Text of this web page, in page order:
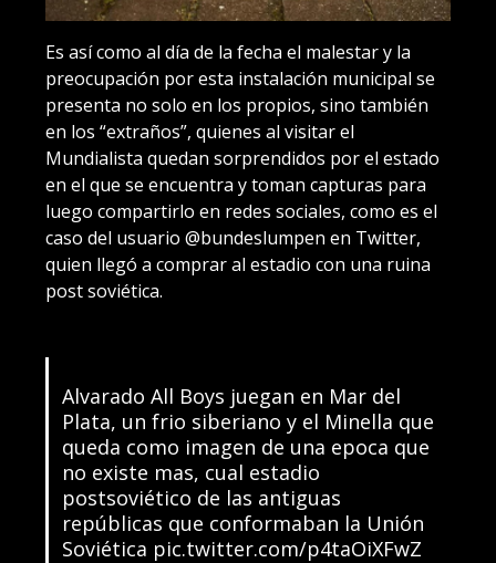
Es así como al día de la fecha el malestar y la
preocupación por esta instalación municipal se
presenta no solo en los propios, sino también
en los “extraños”, quienes al visitar el
Mundialista quedan sorprendidos por el estado
en el que se encuentra y toman capturas para
luego compartirlo en redes sociales, como es el
caso del usuario @bundeslumpen en Twitter,
quien llegó a comprar al estadio con una ruina
post soviética.
Alvarado All Boys juegan en Mar del
Plata, un frio siberiano y el Minella que
queda como imagen de una epoca que
no existe mas, cual estadio
postsoviético de las antiguas
repúblicas que conformaban la Unión
Soviética pic.twitter.com/p4taOiXFwZ